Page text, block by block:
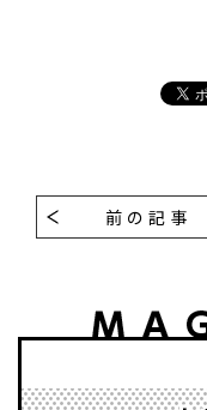
前の記事